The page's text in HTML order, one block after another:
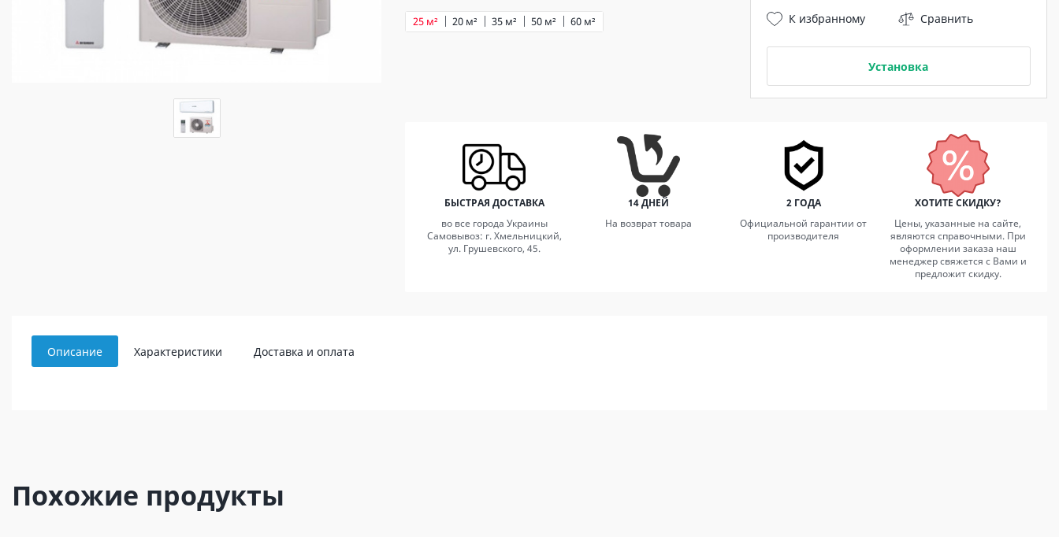
20 м²
25 м² 35 м² 50 м² 60 м² К избранному Сравнить
Установка
БЫСТРАЯ ДОСТАВКА
во все города Украины
Самовывоз: г. Хмельницкий,
ул. Грушевского, 45.
14 ДНЕЙ
На возврат товара
2 ГОДА
Официальной гарантии от
производителя
ХОТИТЕ СКИДКУ?
Цены, указанные на сайте,
являются справочными. При
оформлении заказа наш
менеджер свяжется с Вами и
предложит скидку.
Описание Характеристики Доставка и оплата
Похожие продукты